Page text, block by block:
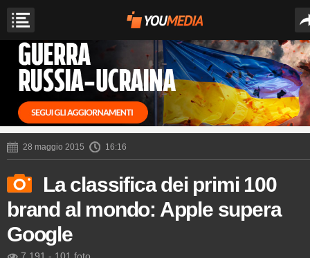
28 maggio 2015 16:16
La classifica dei primi 100
brand al mondo: Apple supera
Google
7.191 - 101 foto